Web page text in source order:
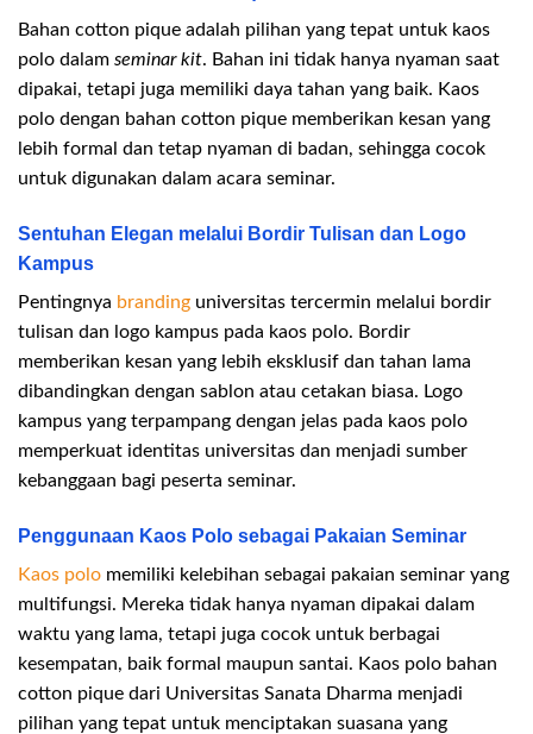
Bahan cotton pique adalah pilihan yang tepat untuk kaos
polo dalam seminar kit. Bahan ini tidak hanya nyaman saat
dipakai, tetapi juga memiliki daya tahan yang baik. Kaos
polo dengan bahan cotton pique memberikan kesan yang
lebih formal dan tetap nyaman di badan, sehingga cocok
untuk digunakan dalam acara seminar.
Sentuhan Elegan melalui Bordir Tulisan dan Logo
Kampus
Pentingnya branding universitas tercermin melalui bordir
tulisan dan logo kampus pada kaos polo. Bordir
memberikan kesan yang lebih eksklusif dan tahan lama
dibandingkan dengan sablon atau cetakan biasa. Logo
kampus yang terpampang dengan jelas pada kaos polo
memperkuat identitas universitas dan menjadi sumber
kebanggaan bagi peserta seminar.
Penggunaan Kaos Polo sebagai Pakaian Seminar
Kaos polo memiliki kelebihan sebagai pakaian seminar yang
multifungsi. Mereka tidak hanya nyaman dipakai dalam
waktu yang lama, tetapi juga cocok untuk berbagai
kesempatan, baik formal maupun santai. Kaos polo bahan
cotton pique dari Universitas Sanata Dharma menjadi
pilihan yang tepat untuk menciptakan suasana yang